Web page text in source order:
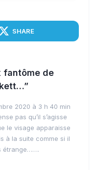
SHARE
fantôme de
2020 à 3 h 40 min
pas qu’il s’agisse
le visage apparaisse
à la suite comme si il
étrange…….